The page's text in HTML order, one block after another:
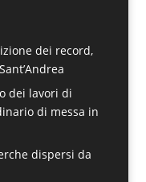
dei record,
dei lavori di
di messa in
dispersi da